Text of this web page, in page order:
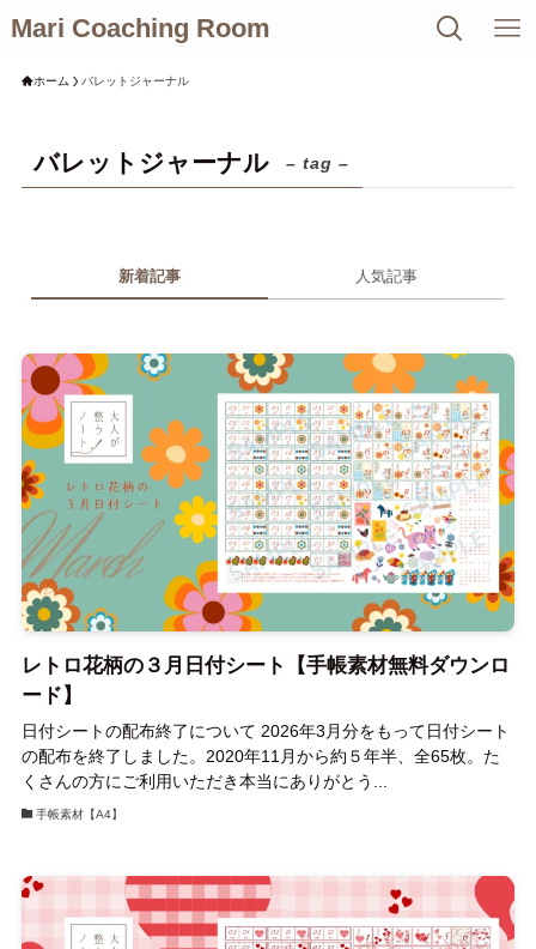
Mari Coaching Room
ホーム バレットジャーナル
バレットジャーナル – tag –
新着記事 人気記事
レトロ花柄の３月日付シート【手帳素材無料ダウンロ
ード】
日付シートの配布終了について 2026年3月分をもって日付シート
の配布を終了しました。2020年11月から約５年半、全65枚。た
くさんの方にご利用いただき本当にありがとう...
手帳素材【A4】